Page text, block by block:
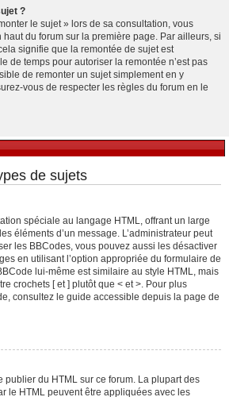
?
le sujet » lors de sa consultation, vous
du forum sur la première page. Par ailleurs, si
signifie que la remontée de sujet est
de temps pour autoriser la remontée n’est pas
de remonter un sujet simplement en y
vous de respecter les règles du forum en le
de sujets
spéciale au langage HTML, offrant un large
éléments d’un message. L’administrateur peut
les BBCodes, vous pouvez aussi les désactiver
en utilisant l’option appropriée du formulaire de
lui-même est similaire au style HTML, mais
crochets [ et ] plutôt que < et >. Pour plus
consultez le guide accessible depuis la page de
publier du HTML sur ce forum. La plupart des
le HTML peuvent être appliquées avec les